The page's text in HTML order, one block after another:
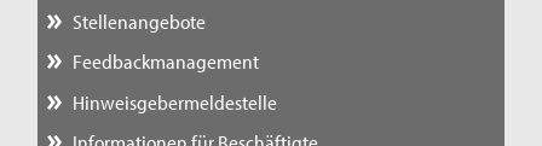
Stellenangebote
Feedbackmanagement
Hinweisgebermeldestelle